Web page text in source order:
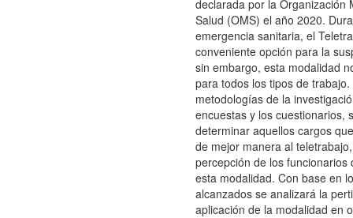
declarada por la Organización
Salud (OMS) el año 2020.
emergencia sanitaria, el
conveniente opción para la
sin embargo, esta modalidad
para todos los tipos de
metodologías de la
encuestas y los cuestionarios,
determinar aquellos cargos
de mejor manera al
percepción de los funcionarios
esta modalidad. Con base en
alcanzados se analizará la
aplicación de la modalidad en